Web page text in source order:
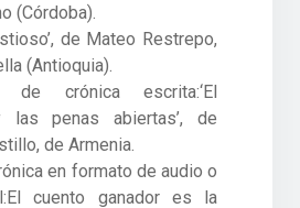
(Córdoba).
de Mateo Restrepo,
(Antioquia).
de crónica escrita:‘El
las penas abiertas’, de
de Armenia.
en formato de audio o
cuento ganador es la